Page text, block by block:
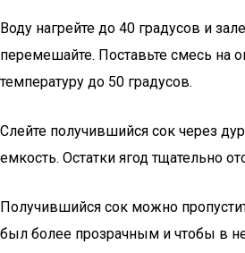
Воду нагрейте до 40 градусов и
перемешайте. Поставьте смесь на
температуру до 50 градусов.
Слейте получившийся сок через
емкость. Остатки ягод тщательно
Получившийся сок можно
был более прозрачным и чтобы в